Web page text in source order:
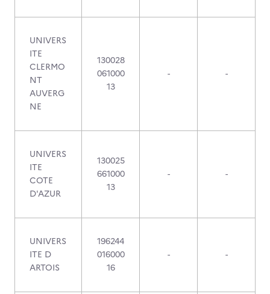
UNIVERS
ITE
CLERMO
NT
AUVERG
NE
130028
061000
13
- -
UNIVERS
ITE
COTE
D'AZUR
130025
661000
13
- -
UNIVERS
ITE D
ARTOIS
196244
016000
16
- -